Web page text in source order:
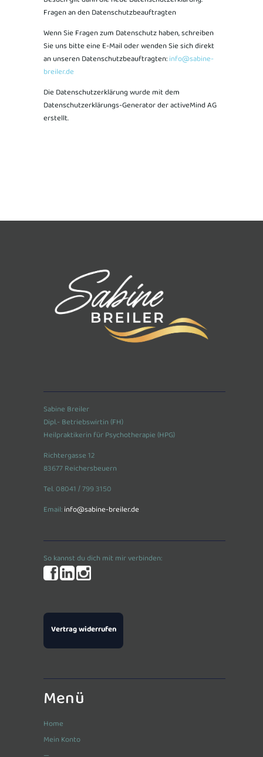
Fragen an den Datenschutzbeauftragten
Wenn Sie Fragen zum Datenschutz haben, schreiben
Sie uns bitte eine E-Mail oder wenden Sie sich direkt
an unseren Datenschutzbeauftragten:info@sabine-
breiler.de
Die Datenschutzerklärung wurde mit dem
Datenschutzerklärungs-Generator der activeMind AG
erstellt.
Sabine Breiler
Dipl.- Betriebswirtin (FH)
Heilpraktikerin für Psychotherapie (HPG)
Richtergasse 12
83677 Reichersbeuern
Tel. 08041 / 799 3150
Email:info@sabine-breiler.de
So kannst du dich mit mir verbinden:
Vertrag widerrufen
Menü
Home
Mein Konto